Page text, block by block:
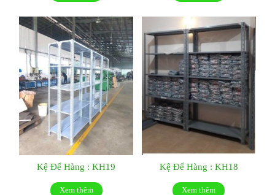
Kệ Để Hàng : KH19
Xem thêm
Kệ Để Hàng : KH18
Xem thêm